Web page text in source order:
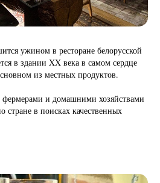
ужином в ресторане белорусской
в здании XX века в самом сердце
из местных продуктов.
и домашними хозяйствами
стране в поисках качественных